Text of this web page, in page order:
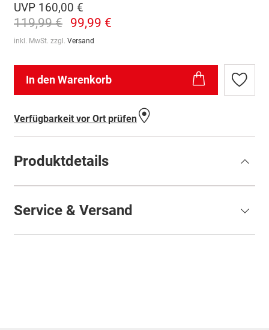
UVP 160,00 €
119,99 € 99,99 €
inkl. MwSt. zzgl. Versand
In den Warenkorb
Zur
Verfügbarkeit vor Ort prüfen
Produktdetails
Service & Versand